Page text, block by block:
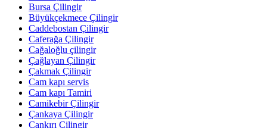
Bursa Çilingir
Büyükçekmece Çilingir
Caddebostan Çilingir
Caferağa Çilingir
Cağaloğlu çilingir
Çağlayan Çilingir
Çakmak Çilingir
Cam kapı servis
Cam kapı Tamiri
Camikebir Çilingir
Çankaya Çilingir
Çankırı Çilingir